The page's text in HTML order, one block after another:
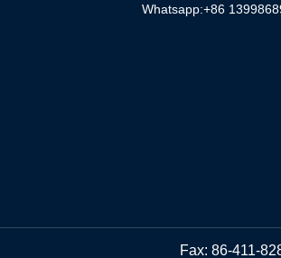
Whatsapp:+86
Fax: 86-411-